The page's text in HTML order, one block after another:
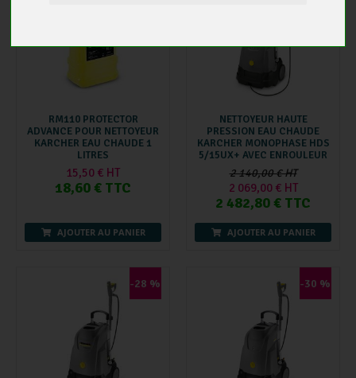
RM110 PROTECTOR
ADVANCE POUR NETTOYEUR
KARCHER EAU CHAUDE 1
LITRES
15,50 € HT
18,60 € TTC
AJOUTER AU PANIER
NETTOYEUR HAUTE
PRESSION EAU CHAUDE
KARCHER MONOPHASE HDS
5/15UX+ AVEC ENROULEUR
2 140,00 € HT
2 069,00 € HT
2 482,80 € TTC
AJOUTER AU PANIER
-28 % -30 %